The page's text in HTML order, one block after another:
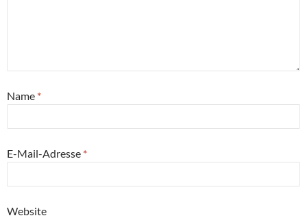
Name *
E-Mail-Adresse *
Website